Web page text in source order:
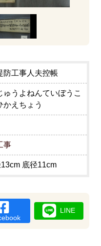
防工事人夫控帳
ゅうよねんていぼうこ
かえちょう
事
底径11cm
LINE